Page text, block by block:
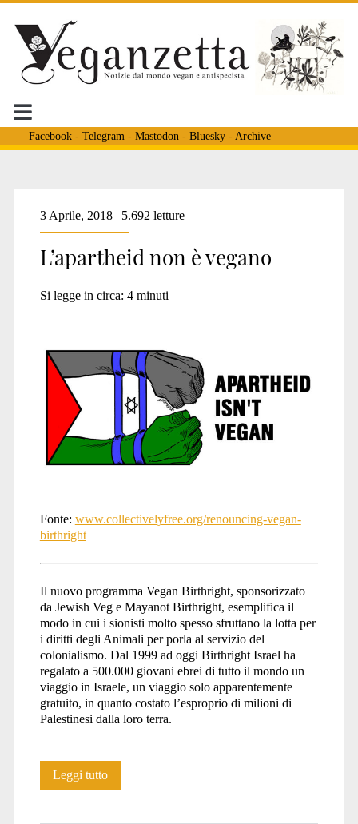
Facebook- Telegram - Mastodon - Bluesky- Archive
Tag:
<span>vegani
3 Aprile, 2018 | 5.692 letture
L’apartheid non è vegano
Si legge in circa: 4 minuti
Fonte: www.collectivelyfree.org/renouncing-vegan-
birthright
Il nuovo programma Vegan Birthright, sponsorizzato
da Jewish Veg e Mayanot Birthright, esemplifica il
modo in cui i sionisti molto spesso sfruttano la lotta per
i diritti degli Animali per porla al servizio del
colonialismo. Dal 1999 ad oggi Birthright Israel ha
regalato a 500.000 giovani ebrei di tutto il mondo un
viaggio in Israele, un viaggio solo apparentemente
gratuito, in quanto costato l’esproprio di milioni di
Palestinesi dalla loro terra.
Leggi tuttoL’apartheid